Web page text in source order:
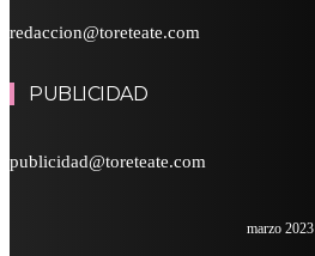
redaccion@toreteate.com
PUBLICIDAD
publicidad@toreteate.com
marzo 2023